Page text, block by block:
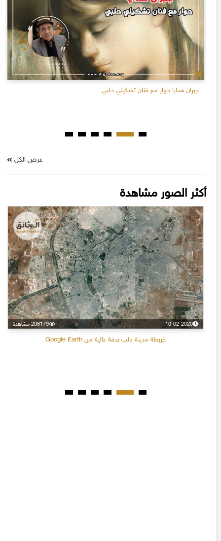
جبران هدايا حوار مع فنان تشكيلي حلبي
عرض الكل
أكثر الصور مشاهدة
10-02-2020 208179 مشاهدة
خريطة مدينة حلب بدقة عالية من Google Earth